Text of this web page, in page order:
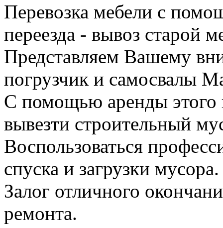
Перевозка мебели с
переезда - вывоз старой
Представляем Вашему
погрузчик и самосвалы
С помощью аренды этого
вывезти строительный
Воспользоваться
спуска и загрузки мусора.
Залог отличного
ремонта.